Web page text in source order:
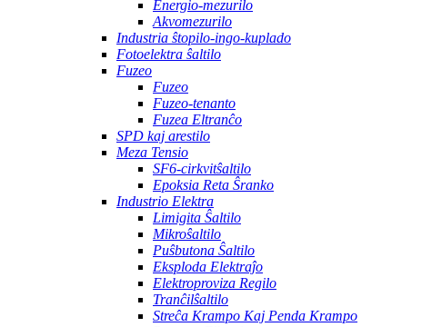
Energio-mezurilo
Akvomezurilo
Industria ŝtopilo-ingo-kuplado
Fotoelektra ŝaltilo
Fuzeo
Fuzeo
Fuzeo-tenanto
Fuzea Eltranĉo
SPD kaj arestilo
Meza Tensio
SF6-cirkvitŝaltilo
Epoksia Reta Ŝranko
Industrio Elektra
Limigita Ŝaltilo
Mikroŝaltilo
Puŝbutona Ŝaltilo
Eksploda Elektraĵo
Elektroproviza Regilo
Tranĉilŝaltilo
Streĉa Krampo Kaj Penda Krampo